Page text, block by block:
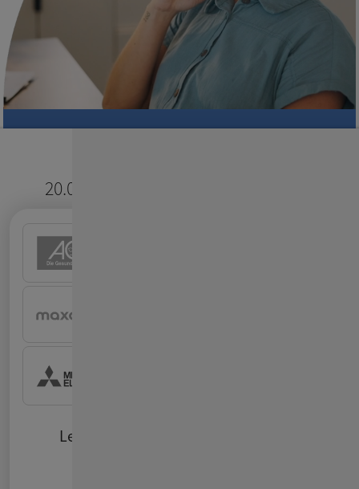
20.000+ User vertrauen
Lesen Sie auf